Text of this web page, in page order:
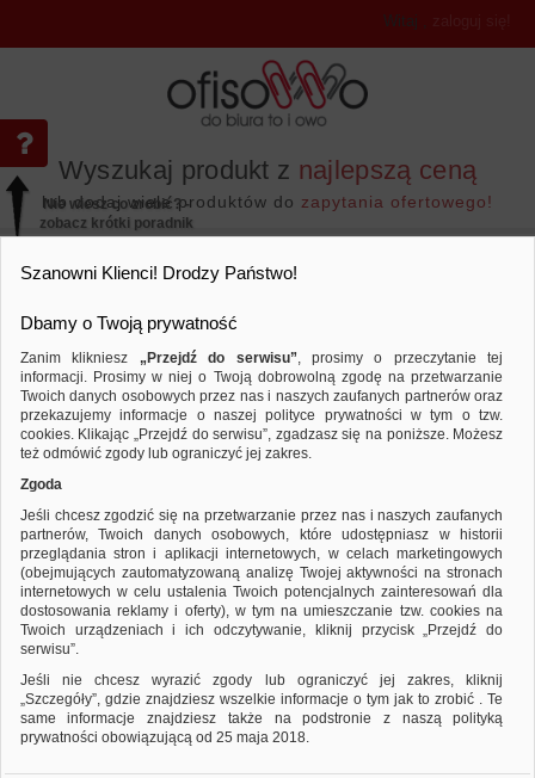
Wyszukaj produkt z najlepszą ceną
lub dodaj wiele produktów do zapytania ofertowego!
Witaj ,
Akcesoria komputerowe Torby, teczki i plecaki
Porównaj produkt: Plecak WENGER Chasma, 16",
Nie wiesz co zrobić? -
zobacz krótki poradnik
Szanowni Klienci! Drodzy Państwo!
Dbamy o Twoją prywatność
Zanim klikniesz „Przejdź do serwisu”, prosimy o przeczytanie tej
informacji. Prosimy w niej o Twoją dobrowolną zgodę na przetwarzanie
Twoich danych osobowych przez nas i naszych zaufanych partnerów oraz
przekazujemy informacje o naszej polityce prywatności w tym o tzw.
cookies. Klikając „Przejdź do serwisu”, zgadzasz się na poniższe. Możesz
też odmówić zgody lub ograniczyć jej zakres.
Zgoda
Jeśli chcesz zgodzić się na przetwarzanie przez nas i naszych zaufanych
partnerów, Twoich danych osobowych, które udostępniasz w historii
przeglądania stron i aplikacji internetowych, w celach marketingowych
(obejmujących zautomatyzowaną analizę Twojej aktywności na stronach
internetowych w celu ustalenia Twoich potencjalnych zainteresowań dla
dostosowania reklamy i oferty), w tym na umieszczanie tzw. cookies na
Twoich urządzeniach i ich odczytywanie, kliknij przycisk „Przejdź do
serwisu”.
Jeśli nie chcesz wyrazić zgody lub ograniczyć jej zakres, kliknij
„Szczegóły”, gdzie znajdziesz wszelkie informacje o tym jak to zrobić . Te
same informacje znajdziesz także na podstronie z naszą polityką
prywatności obowiązującą od 25 maja 2018.